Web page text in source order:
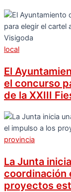
local
El
el concurso
de la XXIII
provincia
La Junta
coordinación
proyectos